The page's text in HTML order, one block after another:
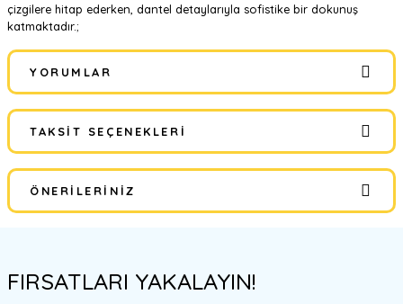
çizgilere hitap ederken, dantel detaylarıyla sofistike bir dokunuş
katmaktadır.;
YORUMLAR
Bu ürüne ilk yorumu siz yapın!
Yorum Yaz
TAKSIT SEÇENEKLERI
ÖNERILERINIZ
tarafımıza iletebilirsiniz.
Görüş ve önerileriniz için teşekkür ederiz.
FIRSATLARI YAKALAYIN!